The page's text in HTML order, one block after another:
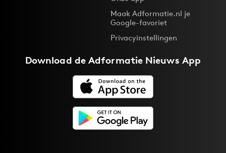
Maak Adformatie.nl je
Google-favoriet
Privacyinstellingen
Download deAdformatie Nieuws App